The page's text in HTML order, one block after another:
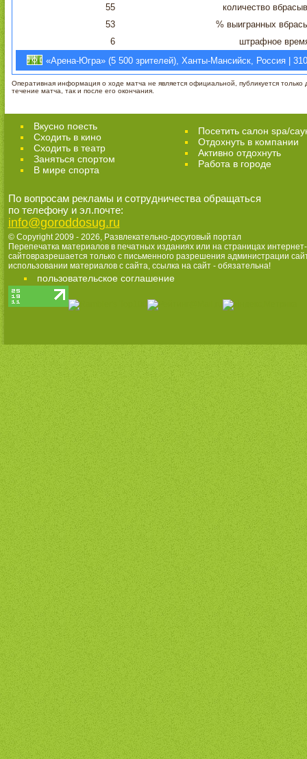
55
количество
53
% выигранных
6
штрафное
«Арена-Югра» (5 500 зрителей), Ханты-Мансийск, Россия |
Оперативная информация о ходе матча не является официальной, публикуется только
течение матча, так и после его окончания.
Вкусно поесть
Сходить в кино
Cходить в театр
Заняться спортом
В мире спорта
Посетить салон spa/
Отдохнуть в компании
Активно отдохнуть
Работа в городе
По вопросам рекламы и сотрудничества обращаться
по телефону и эл.почте:
info@goroddosug.ru
© Copyright 2009 - 2026, Развлекательно-досуговый портал
Перепечатка материалов в печатных изданиях или на страницах интернет-
сайтовразрешается только с письменного разрешения администрации
использовании материалов с сайта, ссылка на сайт - обязательна!
пользовательское соглашение